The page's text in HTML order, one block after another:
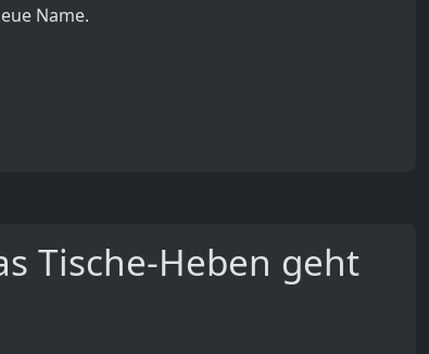
Name.
Tische-Heben geht